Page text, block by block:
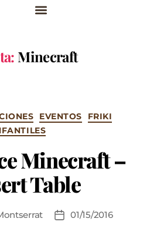
Minecraft
EVENTOS
FRIKI
Minecraft –
Table
01/15/2016